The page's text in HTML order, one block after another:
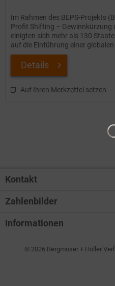
Im Rahmen des BEPS-Projekts
Profit Shifting – Gewinnkürzung
einigten sich mehr als 130
auf die Einführung einer
Details
Auf Ihren Merkzettel setzen
Kontakt
Zahlenbilder
Informationen
© 2026 Bergmoser + Höller